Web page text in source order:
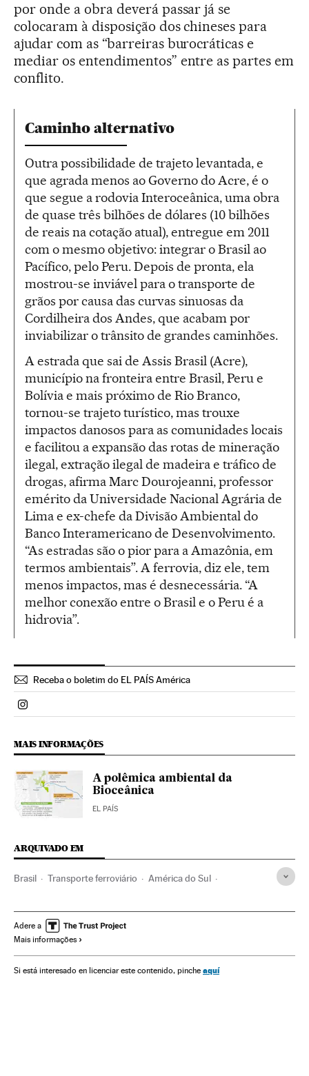
por onde a obra deverá passar já se
colocaram à disposição dos chineses para
ajudar com as “barreiras burocráticas e
mediar os entendimentos” entre as partes em
conflito.
Caminho alternativo
Outra possibilidade de trajeto levantada, e
que agrada menos ao Governo do Acre, é o
que segue a rodovia Interoceânica, uma obra
de quase três bilhões de dólares (10 bilhões
de reais na cotação atual), entregue em 2011
com o mesmo objetivo: integrar o Brasil ao
Pacífico, pelo Peru. Depois de pronta, ela
mostrou-se inviável para o transporte de
grãos por causa das curvas sinuosas da
Cordilheira dos Andes, que acabam por
inviabilizar o trânsito de grandes caminhões.
A estrada que sai de Assis Brasil (Acre),
município na fronteira entre Brasil, Peru e
Bolívia e mais próximo de Rio Branco,
tornou-se trajeto turístico, mas trouxe
impactos danosos para as comunidades locais
e facilitou a expansão das rotas de mineração
ilegal, extração ilegal de madeira e tráfico de
drogas, afirma Marc Dourojeanni, professor
emérito da Universidade Nacional Agrária de
Lima e ex-chefe da Divisão Ambiental do
Banco Interamericano de Desenvolvimento.
“As estradas são o pior para a Amazônia, em
termos ambientais”. A ferrovia, diz ele, tem
menos impactos, mas é desnecessária. “A
melhor conexão entre o Brasil e o Peru é a
hidrovia”.
Receba o boletim do EL PAÍS América
Politica El País Brasil en Instagram
MAIS INFORMAÇÕES
A polêmica ambiental da
Bioceânica
EL PAÍS
ARQUIVADO EM
Brasil Transporte ferroviário América do Sul
Transporte Meio ambiente
Índios americanos
Governo Ministérios Etnias Administração Estado
Adere a
Mais informações
Si está interesado en licenciar este contenido, pinche aquí